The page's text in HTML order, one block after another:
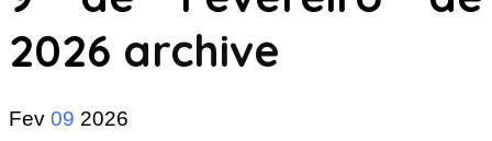
2026 archive
Fev 09 2026